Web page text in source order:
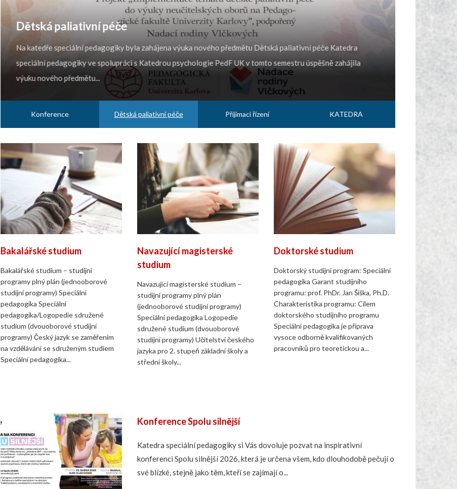
Dětská paliativní péče
Na katedře speciální pedagogiky byla zahájena výuka nového předmětu Dětská paliativní péče Katedra
speciální pedagogiky ve spolupráci s Katedrou psychologie PedF UK v tomto semestru úspěšně zahájila
výuku nového předmětu...
„Speciální...
Konference Dětská paliativní péče Přijímací řízení KATEDRA
Bakalářské studium
Bakalářské studium – studijní
programy plný plán (jednooborové
studijní programy) Speciální
pedagogika Speciální
pedagogika/Logopedie sdružené
studium (dvouoborové studijní
programy) Český jazyk se zaměřením
na vzdělávání se sdruženým studiem
Speciální pedagogika...
Navazující magisterské
studium
Navazující magisterské studium –
studijní programy plný plán
(jednooborové studijní programy)
Speciální pedagogika Logopedie
sdružené studium (dvouoborové
studijní programy) Učitelství českého
jazyka pro 2. stupeň základní školy a
střední školy...
Doktorské studium
Doktorský studijní program: Speciální
pedagogika Garant studijního
programu: prof. PhDr. Jan Šiška, Ph.D.
Charakteristika programu: Cílem
doktorského studijního programu
Speciální pedagogika je příprava
vysoce odborně kvalifikovaných
pracovníků pro teoretickou a...
Konference Spolu silnější
Katedra speciální pedagogiky si Vás dovoluje pozvat na inspirativní
konferenci Spolu silnější 2026, která je určena všem, kdo dlouhodobě pečují o
své blízké, stejně jako těm, kteří se zajímají o...